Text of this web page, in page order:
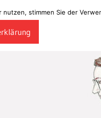
stimmen Sie der